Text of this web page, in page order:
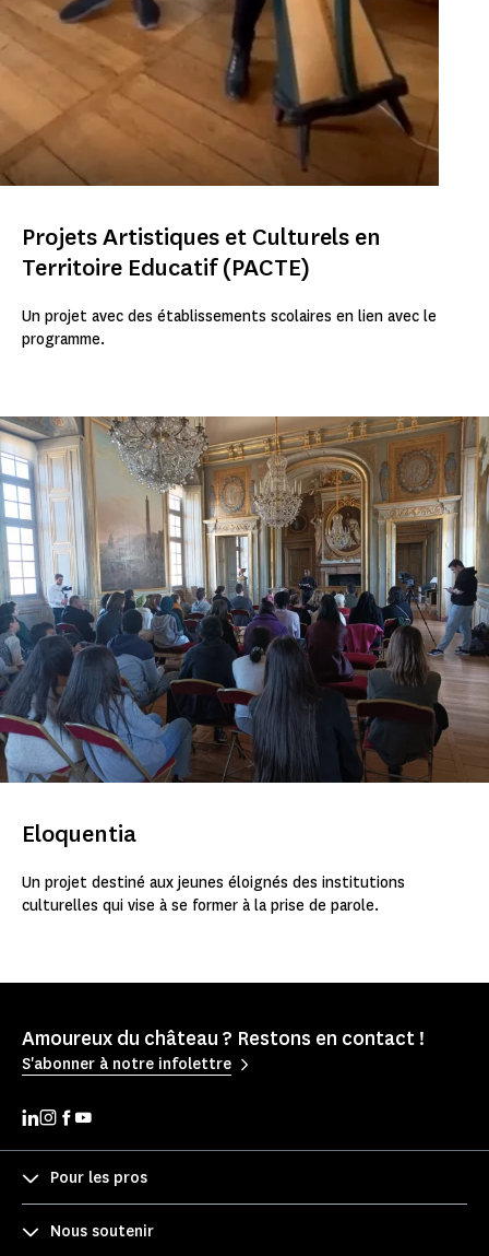
Projets Artistiques et Culturels en
Territoire Educatif (PACTE)
Un projet avec des établissements scolaires en lien avec le
programme.
Eloquentia
Un projet destiné aux jeunes éloignés des institutions
culturelles qui vise à se former à la prise de parole.
Amoureux du château ? Restons en contact !
S'abonner à notre infolettre
Pour les pros
Nous soutenir